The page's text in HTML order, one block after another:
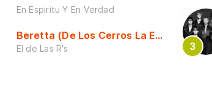
En Espiritu Y En Verdad
Beretta (De Los Cerros La Escuela)
El de Las R's